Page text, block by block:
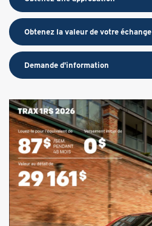
Obtenez la valeur de votre échange
Demande d'information